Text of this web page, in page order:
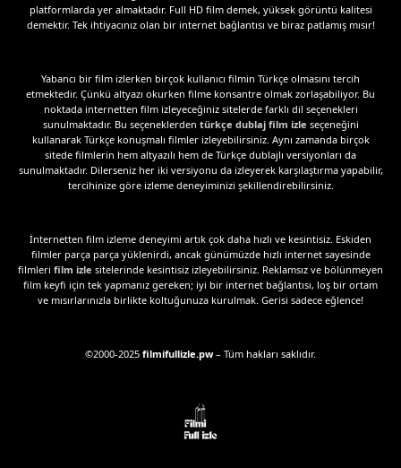
platformlarda yer almaktadır. Full HD film demek, yüksek görüntü kalitesi
demektir. Tek ihtiyacınız olan bir internet bağlantısı ve biraz patlamış mısır!
Yabancı bir film izlerken birçok kullanıcı filmin Türkçe olmasını tercih
etmektedir. Çünkü altyazı okurken filme konsantre olmak zorlaşabiliyor. Bu
noktada internetten film izleyeceğiniz sitelerde farklı dil seçenekleri
sunulmaktadır. Bu seçeneklerden türkçe dublaj film izle seçeneğini
kullanarak Türkçe konuşmalı filmler izleyebilirsiniz. Aynı zamanda birçok
sitede filmlerin hem altyazılı hem de Türkçe dublajlı versiyonları da
sunulmaktadır. Dilerseniz her iki versiyonu da izleyerek karşılaştırma yapabilir,
tercihinize göre izleme deneyiminizi şekillendirebilirsiniz.
İnternetten film izleme deneyimi artık çok daha hızlı ve kesintisiz. Eskiden
filmler parça parça yüklenirdi, ancak günümüzde hızlı internet sayesinde
filmleri film izle sitelerinde kesintisiz izleyebilirsiniz. Reklamsız ve bölünmeyen
film keyfi için tek yapmanız gereken; iyi bir internet bağlantısı, loş bir ortam
ve mısırlarınızla birlikte koltuğunuza kurulmak. Gerisi sadece eğlence!
©2000-2025 filmifullizle.pw– Tüm hakları saklıdır.